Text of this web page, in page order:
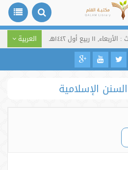
١١ ربيع أول ١٤٤٢هـ العربية
الإسلامية